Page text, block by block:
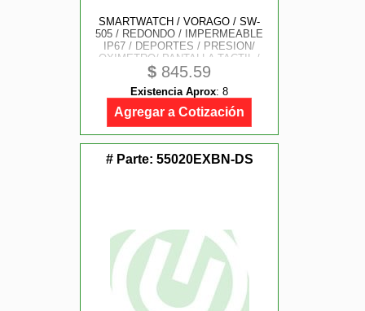
SMARTWATCH / VORAGO / SW-
505 / REDONDO / IMPERMEABLE
IP67 / DEPORTES / PRESION/
OXIMETRO/ PANTALLA TACTIL /
MANOS LIBRES / CHAT GPT + 2
EXTENSIBLES METALICOS
$ 845.59
Existencia Aprox: 8
Agregar a Cotización
# Parte: 55020EXBN-DS